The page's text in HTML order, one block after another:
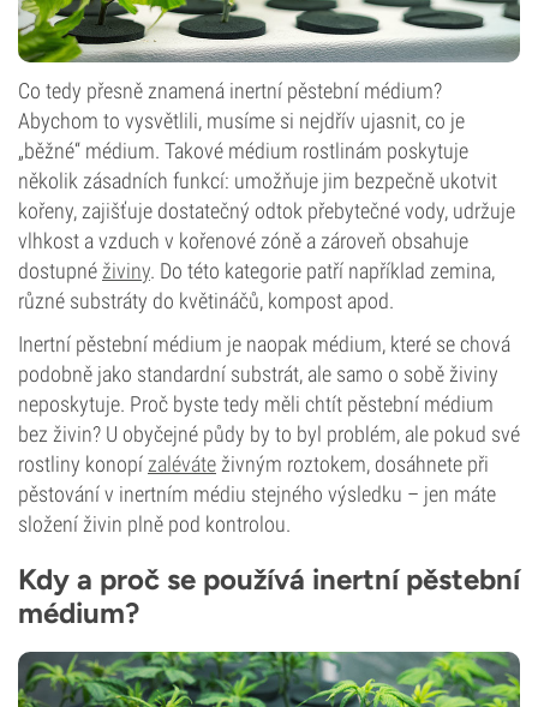
Co tedy přesně znamená inertní pěstební médium?
Abychom to vysvětlili, musíme si nejdřív ujasnit, co je
„běžné“ médium. Takové médium rostlinám poskytuje
několik zásadních funkcí: umožňuje jim bezpečně ukotvit
kořeny, zajišťuje dostatečný odtok přebytečné vody, udržuje
vlhkost a vzduch v kořenové zóně a zároveň obsahuje
dostupné živiny. Do této kategorie patří například zemina,
různé substráty do květináčů, kompost apod.
Inertní pěstební médium je naopak médium, které se chová
podobně jako standardní substrát, ale samo o sobě živiny
neposkytuje. Proč byste tedy měli chtít pěstební médium
bez živin? U obyčejné půdy by to byl problém, ale pokud své
rostliny konopí zaléváte živným roztokem, dosáhnete při
pěstování v inertním médiu stejného výsledku – jen máte
složení živin plně pod kontrolou.
Kdy a proč se používá inertní pěstební
médium?